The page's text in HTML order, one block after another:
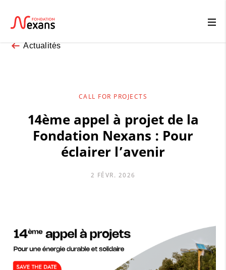
Actualités
CALL FOR PROJECTS
14ème appel à projet de la
Fondation Nexans : Pour
éclairer l’avenir
2 FÉVR. 2026